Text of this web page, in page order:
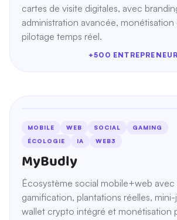
cartes de visite digitales, avec
administration avancée, monétisation
pilotage temps réel.
+500
36 MOIS D'ACCOMPAGNEMENT
MOBILE WEB SOCIAL
GAMING
ÉCOLOGIE
IA WEB3
MyBudly
Écosystème social mobile+web avec
gamification, plantations réelles, mini-
wallet crypto intégré et monétisation